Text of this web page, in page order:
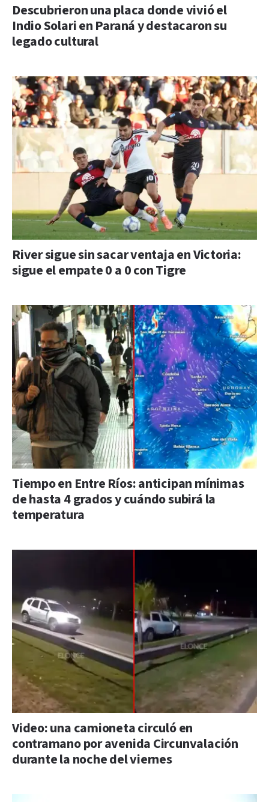
Descubrieron una placa donde vivió el
Indio Solari en Paraná y destacaron su
legado cultural
River sigue sin sacar ventaja en Victoria:
sigue el empate 0 a 0 con Tigre
Tiempo en Entre Ríos: anticipan mínimas
de hasta 4 grados y cuándo subirá la
temperatura
Video: una camioneta circuló en
contramano por avenida Circunvalación
durante la noche del viernes